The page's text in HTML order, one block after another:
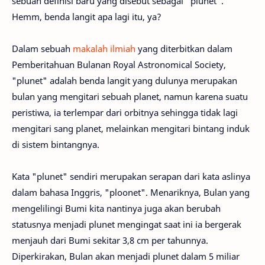
Hemm, benda langit apa lagi itu, ya?
Dalam sebuah makalah ilmiah yang diterbitkan dalam
Pemberitahuan Bulanan Royal Astronomical Society,
"plunet" adalah benda langit yang dulunya merupakan
bulan yang mengitari sebuah planet, namun karena suatu
peristiwa, ia terlempar dari orbitnya sehingga tidak lagi
mengitari sang planet, melainkan mengitari bintang induk
di sistem bintangnya.
Kata "plunet" sendiri merupakan serapan dari kata aslinya
dalam bahasa Inggris, "ploonet". Menariknya, Bulan yang
mengelilingi Bumi kita nantinya juga akan berubah
statusnya menjadi plunet mengingat saat ini ia bergerak
menjauh dari Bumi sekitar 3,8 cm per tahunnya.
Diperkirakan, Bulan akan menjadi plunet dalam 5 miliar